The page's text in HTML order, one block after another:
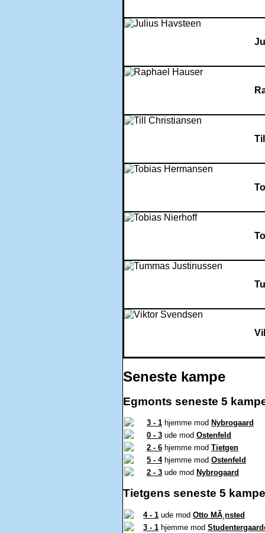
Seneste kampe
Egmonts seneste 5
3 - 1 hjemme mod Nybrogaard
0 - 3 ude mod Ostenfeld
2 - 6 hjemme mod Tietgen
5 - 4hjemme mod Ostenfeld
2 - 3 ude mod Nybrogaard
Tietgens seneste 5
4 - 1 ude mod Otto MÃ¸nsted
3 - 1 hjemme mod